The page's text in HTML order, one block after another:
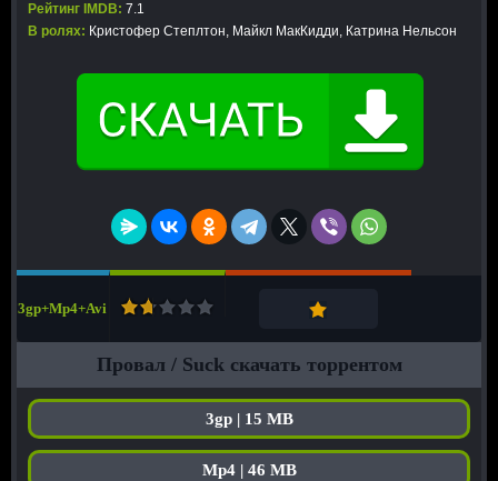
Рейтинг IMDB: 7.1
В ролях: Кристофер Степлтон, Майкл МакКидди, Катрина Нельсон
3gp+Mp4+Avi
Провал / Suck скачать торрентом
3gp | 15 MB
Mp4 | 46 MB